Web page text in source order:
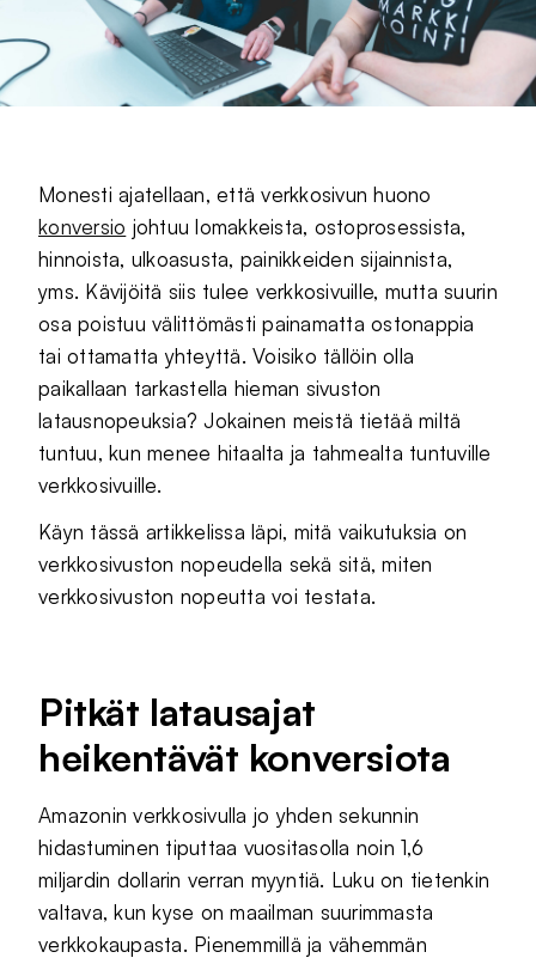
Monesti ajatellaan, että verkkosivun huono
konversio johtuu lomakkeista, ostoprosessista,
hinnoista, ulkoasusta, painikkeiden sijainnista,
yms. Kävijöitä siis tulee verkkosivuille, mutta suurin
osa poistuu välittömästi painamatta ostonappia
tai ottamatta yhteyttä. Voisiko tällöin olla
paikallaan tarkastella hieman sivuston
latausnopeuksia? Jokainen meistä tietää miltä
tuntuu, kun menee hitaalta ja tahmealta tuntuville
verkkosivuille.
Käyn tässä artikkelissa läpi, mitä vaikutuksia on
verkkosivuston nopeudella sekä sitä, miten
verkkosivuston nopeutta voi testata.
Pitkät latausajat
heikentävät konversiota
Amazonin verkkosivulla jo yhden sekunnin
hidastuminen tiputtaa vuositasolla noin 1,6
miljardin dollarin verran myyntiä. Luku on tietenkin
valtava, kun kyse on maailman suurimmasta
verkkokaupasta. Pienemmillä ja vähemmän